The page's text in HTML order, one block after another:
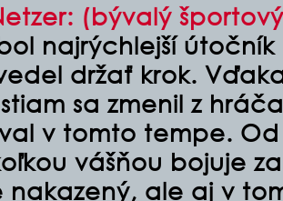
(bývalý
najrýchlejší
držať krok.
sa zmenil z
v tomto tempe. Od
vášňou bojuje
nakazený, ale aj v